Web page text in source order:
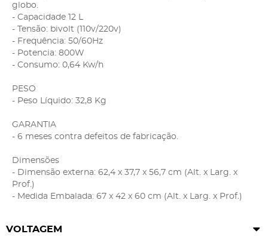
globo.
- Capacidade 12 L
- Tensão: bivolt (110v/220v)
- Frequência: 50/60Hz
- Potencia: 800W
- Consumo: 0,64 Kw/h
PESO
- Peso Líquido: 32,8 Kg
GARANTIA
- 6 meses contra defeitos de fabricação.
Dimensões
- Dimensão externa: 62,4 x 37,7 x 56,7 cm (Alt. x Larg. x
Prof.)
- Medida Embalada: 67 x 42 x 60 cm (Alt. x Larg. x Prof.)
VOLTAGEM